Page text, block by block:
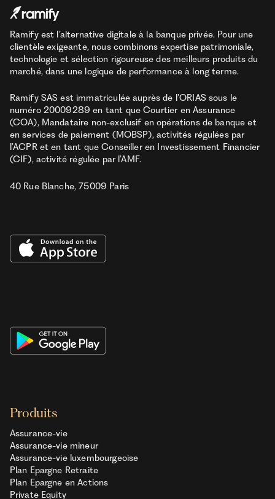
Ramify est l’alternative digitale à la banque privée. Pour une
clientèle exigeante, nous combinons expertise patrimoniale,
technologie et sélection rigoureuse des meilleurs produits du
marché, dans une logique de performance à long terme.
Ramify SAS est immatriculée auprès de l’ORIAS sous le
numéro 20009289 en tant que Courtier en Assurance
(COA), Mandataire non-exclusif en opérations de banque et
en services de paiement (MOBSP), activités régulées par
l’ACPR et en tant que Conseiller en Investissement Financier
(CIF), activité régulée par l’AMF.
40 Rue Blanche, 75009 Paris
Produits
Assurance-vie
Assurance-vie mineur
Assurance-vie luxembourgeoise
Plan Epargne Retraite
Plan Epargne en Actions
Private Equity